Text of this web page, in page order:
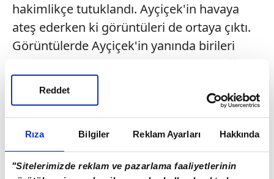
Rıza Bilgiler Reklam Ayarları Hakkında
"Sitelerimizde reklam ve pazarlama faaliyetlerinin
Reddet
hakimlikçe tutuklandı. Ayçiçek'in havaya
ateş ederken ki görüntüleri de ortaya çıktı.
Görüntülerde Ayçiçek'in yanında birileri
varken gülerek silahını peş peşe ateşleği
görülüyor. Öte yandan Ali Ayçiçek'in
görevinden uzaklaştırıldığı belirtildi.